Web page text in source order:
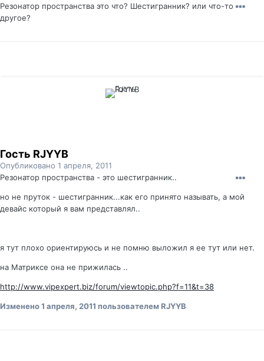
Резонатор пространства это что? Шестигранник? или что-то
другое?
Гость RJYYB
Опубликовано 1 апреля, 2011
Резонатор пространства - это шестигранник..
но не пруток - шестигранник...как его принято называть, а мой
девайс который я вам представлял..
я тут плохо ориентируюсь и не помню выложил я ее тут или нет.
на Матриксе она не прижилась ..
http://www.vipexpert.biz/forum/viewtopic.php?f=11&t=38
Изменено1 апреля, 2011 пользователем RJYYB